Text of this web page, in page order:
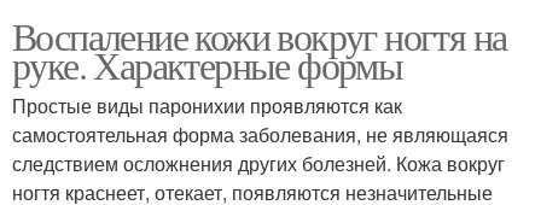
Воспаление кожи вокруг ногтя на
руке. Характерные формы
Простые виды паронихии проявляются как
самостоятельная форма заболевания, не являющаяся
следствием осложнения других болезней. Кожа вокруг
ногтя краснеет, отекает, появляются незначительные